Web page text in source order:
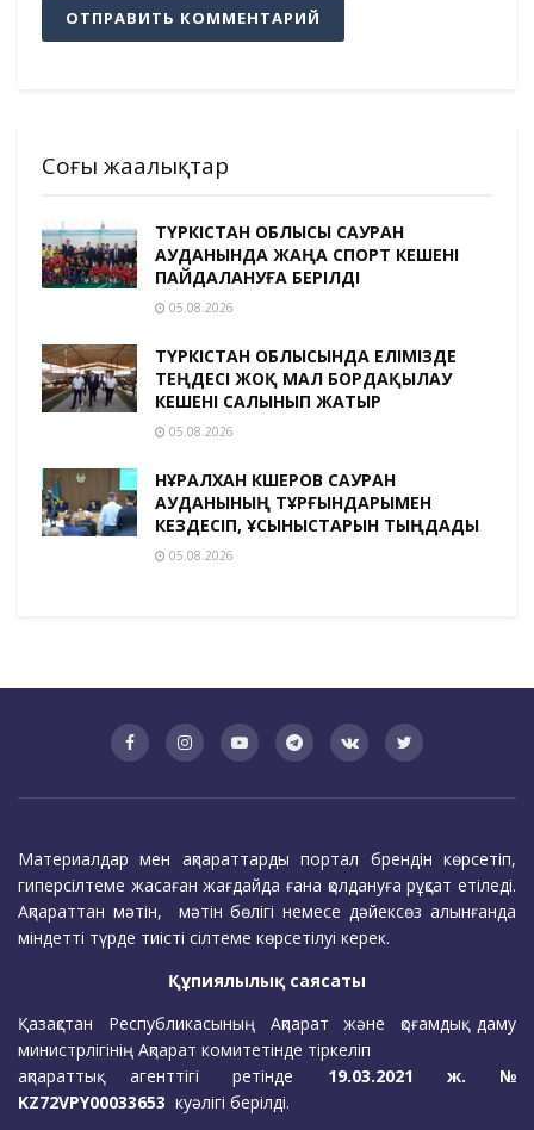
Соңғы жаңалықтар
ТҮРКІСТАН ОБЛЫСЫ САУРАН
АУДАНЫНДА ЖАҢА СПОРТ КЕШЕНІ
ПАЙДАЛАНУҒА БЕРІЛДІ
05.08.2026
ТҮРКІСТАН ОБЛЫСЫНДА ЕЛІМІЗДЕ
ТЕҢДЕСІ ЖОҚ МАЛ БОРДАҚЫЛАУ
КЕШЕНІ САЛЫНЫП ЖАТЫР
05.08.2026
НҰРАЛХАН КӨШЕРОВ САУРАН
АУДАНЫНЫҢ ТҰРҒЫНДАРЫМЕН
КЕЗДЕСІП, ҰСЫНЫСТАРЫН ТЫҢДАДЫ
05.08.2026
Материалдар мен ақпараттарды портал брендін көрсетіп,
гиперсілтеме жасаған жағдайда ғана қолдануға рұқсат етіледі.
Ақпараттан мәтін, мәтін бөлігі немесе дәйексөз алынғанда
міндетті түрде тиісті сілтеме көрсетілуі керек.
Құпиялылық саясаты
Қазақстан Республикасының Ақпарат және қоғамдық даму
министрлігінің Ақпарат комитетінде тіркеліп
ақпараттық агенттігі ретінде 19.03.2021 ж. №
KZ72VPY00033653 куәлігі берілді.